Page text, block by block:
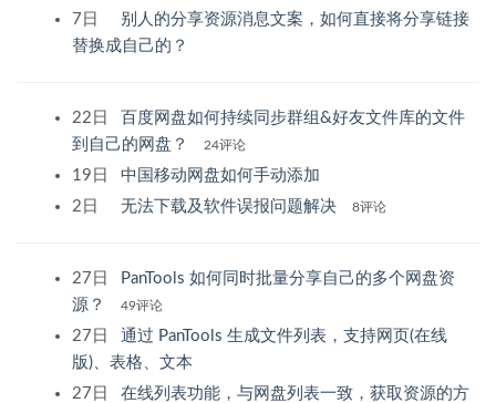
7日
别人的分享资源消息文案，如何直接将分享链接
替换成自己的？
22日
百度网盘如何持续同步群组&好友文件库的文件
到自己的网盘？
24评论
19日
中国移动网盘如何手动添加
2日
无法下载及软件误报问题解决 8评论
27日
PanTools 如何同时批量分享自己的多个网盘资
源？
49评论
27日
通过 PanTools 生成文件列表，支持网页(在线
版)、表格、文本
27日
在线列表功能，与网盘列表一致，获取资源的方